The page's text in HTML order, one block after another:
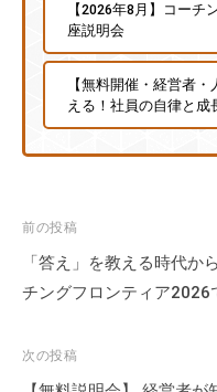
【2026年8月】コー
座説明会
【無料開催・経営者
える！社員の自律と
投
稿
ナ
ゲ
ー
前の投稿
「答え」を教える時代
チングフロンティア
次の投稿